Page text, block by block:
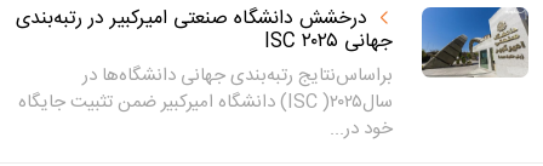
درخشش دانشگاه صنعتی امیرکبیر در رتبه‌بندی
جهانی ISC ۲۰۲۵
براساس‌نتایج رتبه‌بندی جهانی دانشگاه‌ها در
سال۲۰۲۵( ISC) دانشگاه امیرکبیر ضمن تثبیت جایگاه
خود در...